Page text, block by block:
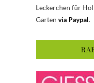
Leckerchen für
Garten via Paypal.